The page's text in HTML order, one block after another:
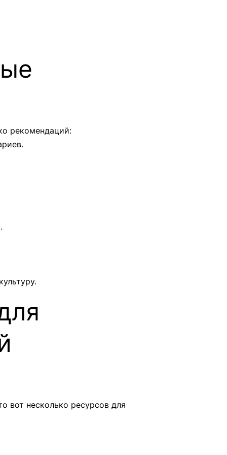
рекомендаций:
вот несколько ресурсов для